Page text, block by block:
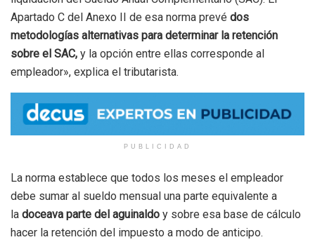
Apartado C del Anexo II de esa norma prevé dos
metodologías alternativas para determinar la retención
sobre el SAC, y la opción entre ellas corresponde al
empleador», explica el tributarista.
PUBLICIDAD
La norma establece que todos los meses el empleador
debe sumar al sueldo mensual una parte equivalente a
la doceava parte del aguinaldo y sobre esa base de cálculo
hacer la retención del impuesto a modo de anticipo.